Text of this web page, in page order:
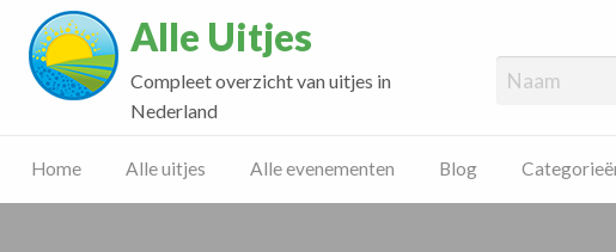
Alle Uitjes
Compleet overzicht van uitjes in
Nederland
Home Alle uitjes Alle evenementen Blog